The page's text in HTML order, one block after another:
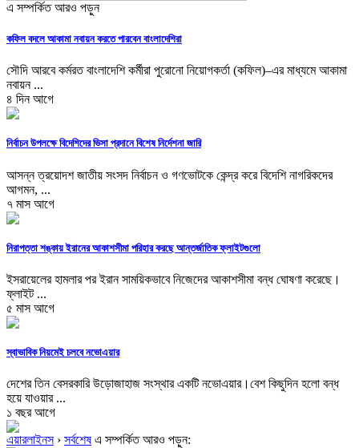
এ সম্পর্কিত আরও পড়ুন
কফিল বদলে আকামা নবায়ন করতে পারবেন বাংলাদেশিরা
সৌদি আরবে কর্মরত বাংলাদেশি কর্মীরা পুরোনো নিয়োগকর্তা (কফিল)–এর মাধ্যমে আকামা
নবায়ন ...
৪ দিন আগে
নির্বাচন উপলক্ষে বিদেশিদের ভিসা প্রদানে বিশেষ নির্দেশনা জারি
আসন্ন ত্রয়োদশ জাতীয় সংসদ নির্বাচন ও গণভোটকে কেন্দ্র করে বিদেশি নাগরিকদের
আগমন, ...
৭ মাস আগে
নিরাপত্তা শঙ্কায় ইরানের আকাশসীমা পরিহার করছে আন্তর্জাতিক ফ্লাইটগুলো
ইসরায়েলের হামলার পর ইরান সাময়িকভাবে নিজেদের আকাশসীমা বন্ধ ঘোষণা করেছে।
ফ্লাইট ...
৫ মাস আগে
স্বাভাবিক নিয়মেই চলবে নভোএয়ার
দেশের তিন বেসরকারি উড়োজাহাজ সংস্থার একটি নভোএয়ার।বেশ কিছুদিন হলো বন্ধ
হয়ে যাওয়ার ...
১ বছর আগে
এয়ারলাইনস› সর্বশেষএ সম্পর্কিত আরও পড়ুন: